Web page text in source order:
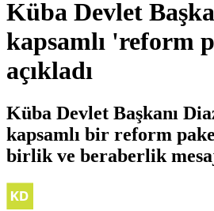
Küba Devlet
kapsamlı 'reform
açıkladı
Küba Devlet Başkanı
kapsamlı bir reform
birlik ve beraberlik